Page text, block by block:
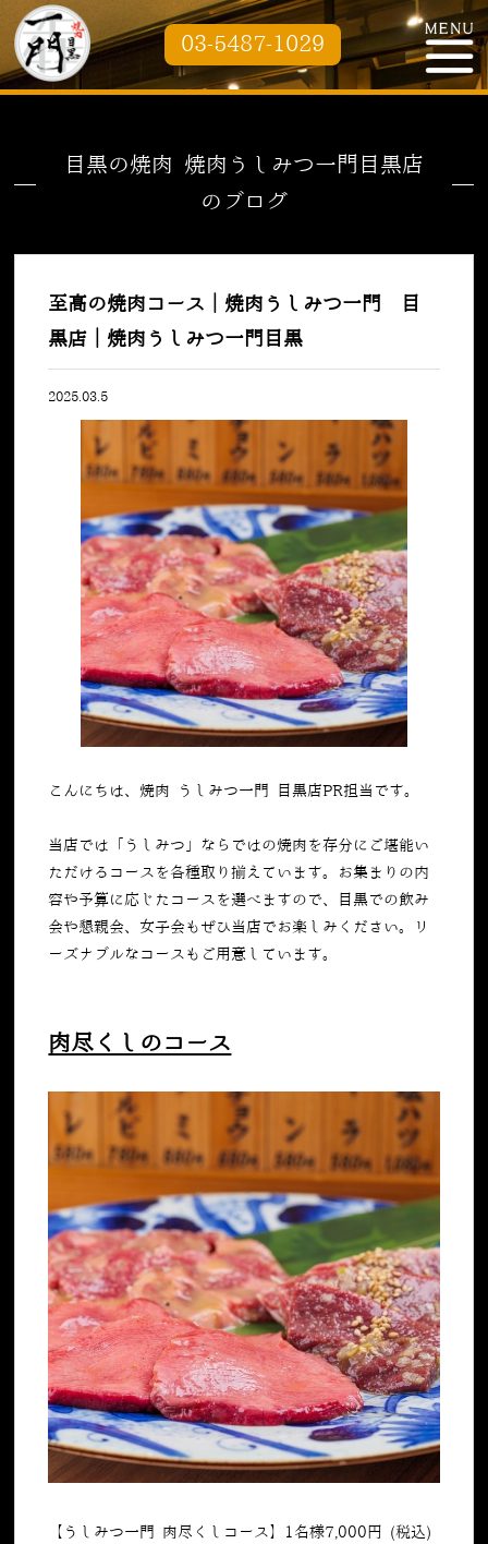
03-5487-1029
目黒の焼肉 焼肉うしみつ一門目黒店
のブログ
至高の焼肉コース｜焼肉うしみつ一門 目
黒店｜焼肉うしみつ一門目黒
2025.03.5
こんにちは、焼肉 うしみつ一門 目黒店PR担当です。
当店では「うしみつ」ならではの焼肉を存分にご堪能い
ただけるコースを各種取り揃えています。お集まりの内
容や予算に応じたコースを選べますので、目黒での飲み
会や懇親会、女子会もぜひ当店でお楽しみください。リ
ーズナブルなコースもご用意しています。
肉尽くしのコース
【うしみつ一門 肉尽くしコース】 1名様7,000円 (税込)